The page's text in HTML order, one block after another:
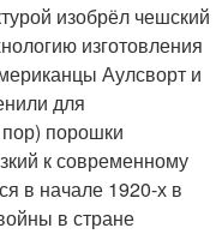
изобрёл чешский
изготовления
Аулсворт и
для
порошки
к современному
в начале 1920-х в
в стране